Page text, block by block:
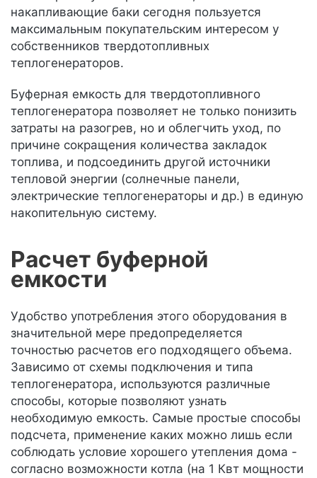
накапливающие баки сегодня пользуется
максимальным покупательским интересом у
собственников твердотопливных
теплогенераторов.
Буферная емкость для твердотопливного
теплогенератора позволяет не только понизить
затраты на разогрев, но и облегчить уход, по
причине сокращения количества закладок
топлива, и подсоединить другой источники
тепловой энергии (солнечные панели,
электрические теплогенераторы и др.) в единую
накопительную систему.
Расчет буферной
емкости
Удобство употребления этого оборудования в
значительной мере предопределяется
точностью расчетов его подходящего объема.
Зависимо от схемы подключения и типа
теплогенератора, используются различные
способы, которые позволяют узнать
необходимую емкость. Самые простые способы
подсчета, применение каких можно лишь если
соблюдать условие хорошего утепления дома -
согласно возможности котла (на 1 Квт мощности